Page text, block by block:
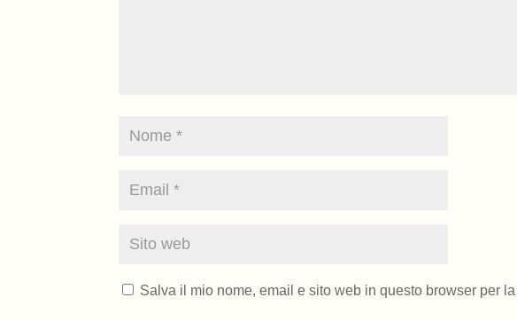
Salva il mio nome, email e sito web in questo browser per